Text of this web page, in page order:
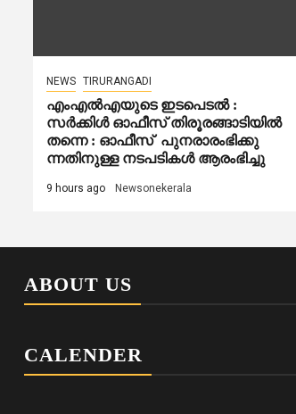
NEWS TIRURANGADI
എംഎൽഎയുടെ ഇടപെടൽ :
സര്‍ക്കിള്‍ ഓഫീസ് തിരൂരങ്ങാടിയിൽ
തന്നെ : ഓഫീസ് പുനരാരംഭിക്കു
ന്നതിനുള്ള നടപടികൾ ആരംഭിച്ചു
9 hours ago Newsonekerala
ABOUT US
CALENDER